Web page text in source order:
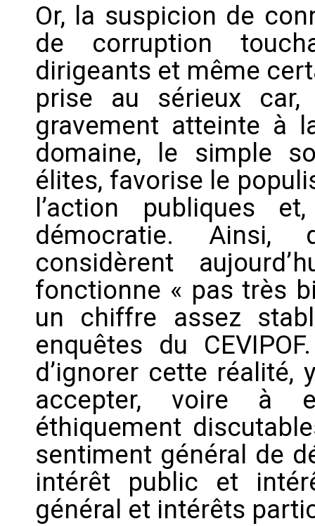
Or, la suspicion de
de corruption
dirigeants et même
prise au sérieux
gravement atteinte à
domaine, le simple
élites, favorise le
l’action publiques
démocratie.
considèrent
fonctionne « pas très
un chiffre assez
enquêtes du
d’ignorer cette
accepter, voire à
éthiquement
sentiment général de
intérêt public et
général et intérêts